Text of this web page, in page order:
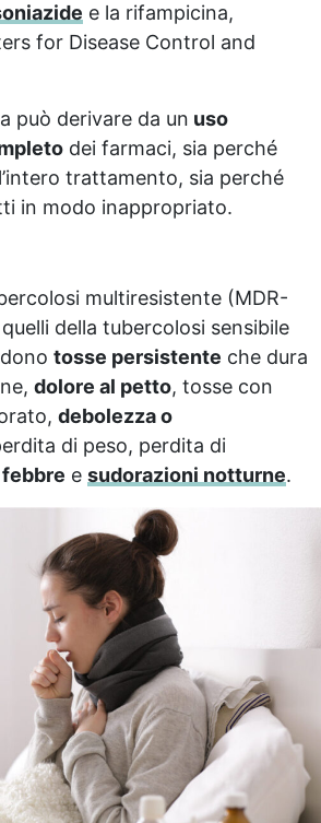
e la rifampicina,
for Disease Control and
può derivare da un uso
dei farmaci, sia perché
trattamento, sia perché
in modo inappropriato.
multiresistente (MDR-
della tubercolosi sensibile
tosse persistente che dura
dolore al petto, tosse con
debolezza o
di peso, perdita di
e sudorazioni notturne.